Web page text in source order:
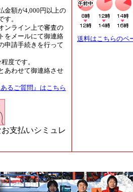
金額が4,000円以上の
す。
ンライン上で審査の
をメールにて御連絡
申請手続きを行って
度です。
あわせて御連絡させ
るご質問』はこちら
支払いシミュレ
送料はこちらのペ